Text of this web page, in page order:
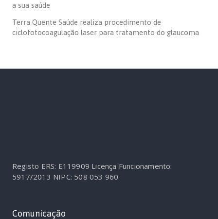
a sua saúde
Terra Quente Saúde realiza procedimento de
ciclofotocoagulação laser para tratamento do glaucoma
Registo ERS: E119909 Licença Funcionamento:
5917/2013 NIPC: 508 053 960
Comunicação